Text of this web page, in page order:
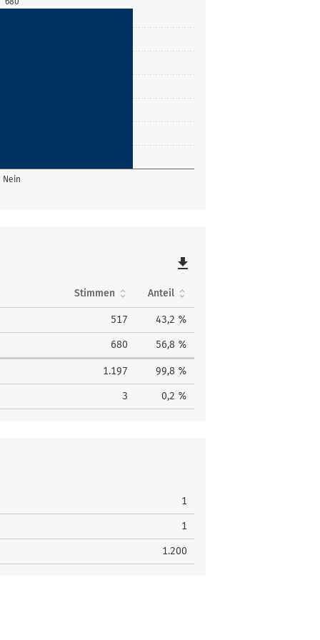
Nein
file_download
Stimmen Anteil
517 43,2 %
680 56,8 %
1.197 99,8 %
3 0,2 %
1
1
1.200